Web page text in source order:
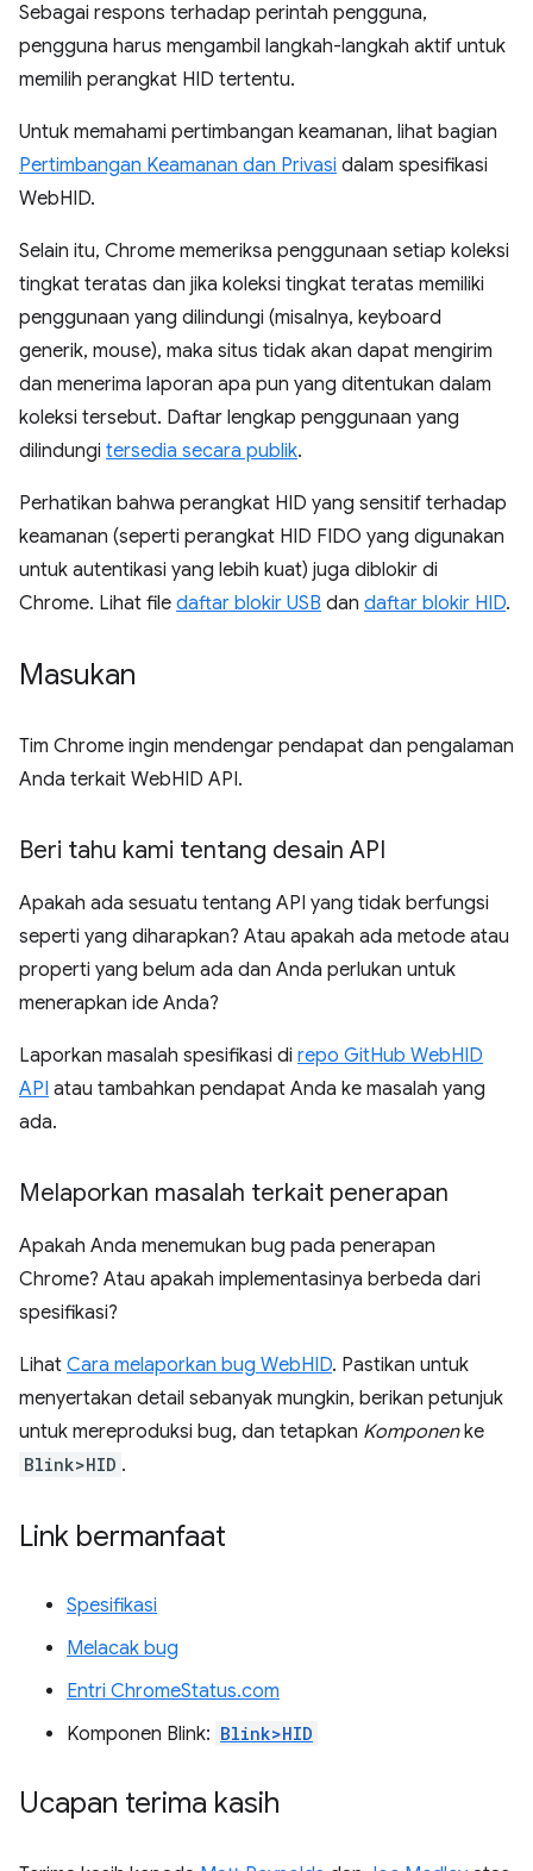
Sebagai respons terhadap perintah pengguna,
pengguna harus mengambil langkah-langkah aktif untuk
memilih perangkat HID tertentu.
Untuk memahami pertimbangan keamanan, lihat bagian
Pertimbangan Keamanan dan Privasi dalam spesifikasi
WebHID.
Selain itu, Chrome memeriksa penggunaan setiap koleksi
tingkat teratas dan jika koleksi tingkat teratas memiliki
penggunaan yang dilindungi (misalnya, keyboard
generik, mouse), maka situs tidak akan dapat mengirim
dan menerima laporan apa pun yang ditentukan dalam
koleksi tersebut. Daftar lengkap penggunaan yang
dilindungi tersedia secara publik.
Perhatikan bahwa perangkat HID yang sensitif terhadap
keamanan (seperti perangkat HID FIDO yang digunakan
untuk autentikasi yang lebih kuat) juga diblokir di
Chrome. Lihat file daftar blokir USB dan daftar blokir HID.
Masukan
Tim Chrome ingin mendengar pendapat dan pengalaman
Anda terkait WebHID API.
Beri tahu kami tentang desain API
Apakah ada sesuatu tentang API yang tidak berfungsi
seperti yang diharapkan? Atau apakah ada metode atau
properti yang belum ada dan Anda perlukan untuk
menerapkan ide Anda?
Laporkan masalah spesifikasi di repo GitHub WebHID
API atau tambahkan pendapat Anda ke masalah yang
ada.
Melaporkan masalah terkait penerapan
Apakah Anda menemukan bug pada penerapan
Chrome? Atau apakah implementasinya berbeda dari
spesifikasi?
Lihat Cara melaporkan bug WebHID. Pastikan untuk
menyertakan detail sebanyak mungkin, berikan petunjuk
untuk mereproduksi bug, dan tetapkan Komponenke
Blink>HID .
Link bermanfaat
Spesifikasi
Melacak bug
Entri ChromeStatus.com
Komponen Blink: Blink>HID
Ucapan terima kasih